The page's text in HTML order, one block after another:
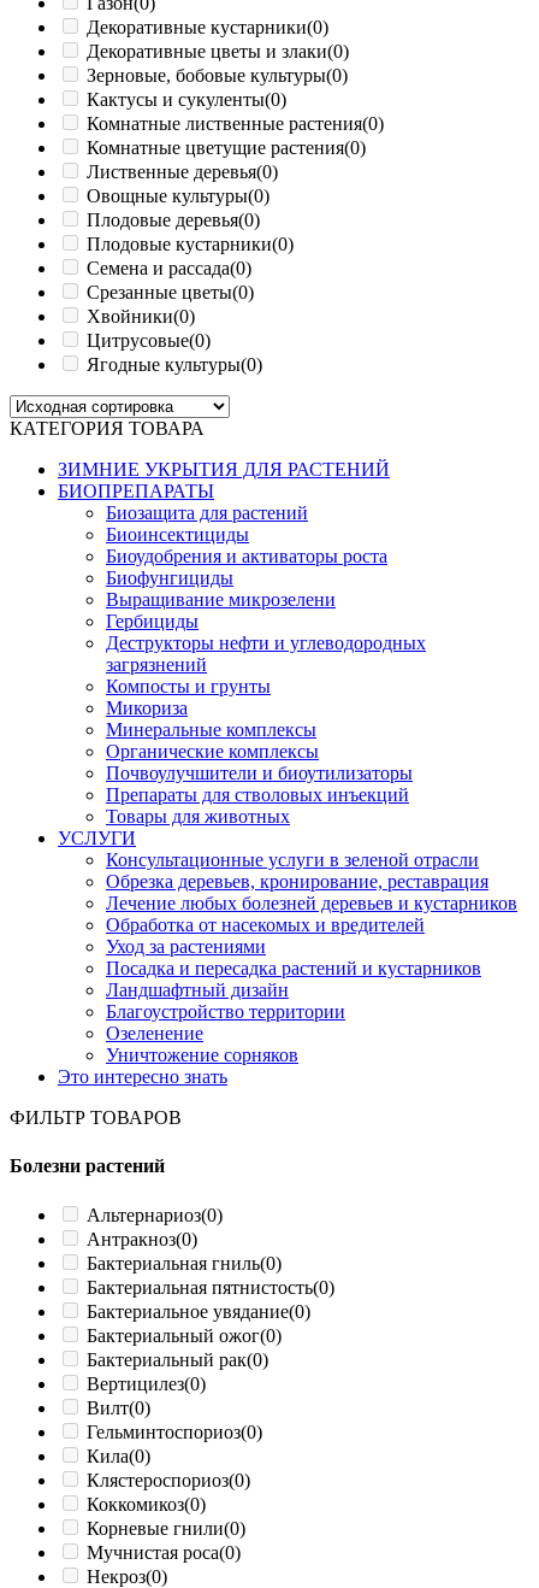
Декоративные кустарники(0)
Декоративные цветы и злаки(0)
Зерновые, бобовые культуры(0)
Кактусы и сукуленты(0)
Комнатные лиственные растения(0)
Комнатные цветущие растения(0)
Лиственные деревья(0)
Овощные культуры(0)
Плодовые деревья(0)
Плодовые кустарники(0)
Семена и рассада(0)
Срезанные цветы(0)
Хвойники(0)
Цитрусовые(0)
Ягодные культуры(0)
КАТЕГОРИЯ ТОВАРА
ЗИМНИЕ УКРЫТИЯ ДЛЯ РАСТЕНИЙ
БИОПРЕПАРАТЫ
Биозащита для растений
Биоинсектициды
Биоудобрения и активаторы роста
Биофунгициды
Выращивание микрозелени
Гербициды
Деструкторы нефти и углеводородных
загрязнений
Компосты и грунты
Микориза
Минеральные комплексы
Органические комплексы
Почвоулучшители и биоутилизаторы
Препараты для стволовых инъекций
Товары для животных
УСЛУГИ
Консультационные услуги в зеленой отрасли
Обрезка деревьев, кронирование, реставрация
Лечение любых болезней деревьев и кустарников
Обработка от насекомых и вредителей
Уход за растениями
Посадка и пересадка растений и кустарников
Ландшафтный дизайн
Благоустройство территории
Озеленение
Уничтожение сорняков
Это интересно знать
ФИЛЬТР ТОВАРОВ
Болезни растений
Альтернариоз(0)
Антракноз(0)
Бактериальная гниль(0)
Бактериальная пятнистость(0)
Бактериальное увядание(0)
Бактериальный ожог(0)
Бактериальный рак(0)
Вертицилез(0)
Вилт(0)
Гельминтоспориоз(0)
Кила(0)
Клястероспориоз(0)
Коккомикоз(0)
Корневые гнили(0)
Мучнистая роса(0)
Некроз(0)